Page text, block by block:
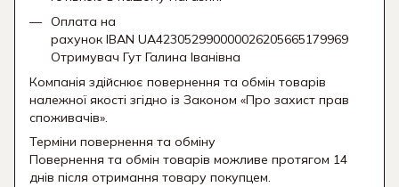
Оплата на
рахунок IBAN UA423052990000026205665179969
Отримувач Гут Галина Іванівна
Компанія здійснює повернення та обмін товарів
належної якості згідно із Законом «Про захист прав
споживачів».
Терміни повернення та обміну
Повернення та обмін товарів можливе протягом 14
днів після отримання товару покупцем.